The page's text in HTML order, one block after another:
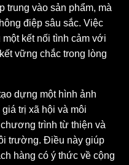
trung vào sản phẩm, mà
điệp sâu sắc. Việc
kết nối tình cảm với
vững chắc trong lòng
dựng một hình ảnh
trị xã hội và môi
trình từ thiện và
trường. Điều này giúp
hàng có ý thức về cộng